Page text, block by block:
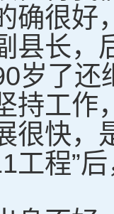
很好，
县长，
岁了
持工作
快，是
工程”